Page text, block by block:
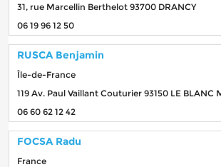
31, rue Marcellin Berthelot 93700 DRANCY
06 19 96 12 50
RUSCA Benjamin
Île-de-France
119 Av. Paul Vaillant Couturier 93150 LE BLANC
06 60 62 12 42
FOCSA Radu
France